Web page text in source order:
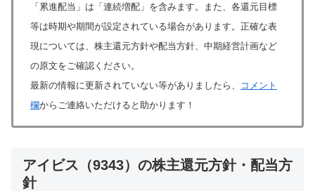
「累進配当」は「連続増配」を含みます。また、各還元目標
等は時期や期間が設定されている場合があります。正確な表
現については、株主還元方針や配当方針、中期経営計画など
の原文をご確認ください。
最新の情報に更新されていない等がありましたら、
コメント
欄からご連絡いただけると助かります！
アイビス（9343）の株主還元方針・配当方
針